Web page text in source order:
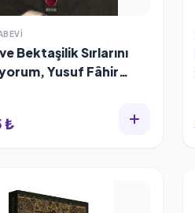
Bektaşilik Sırlarını
Yusuf Fâhir
₺